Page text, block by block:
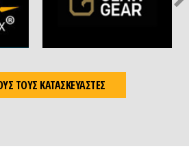
ΤΟΥΣ ΚΑΤΑΣΚΕΥΑΣΤΕΣ